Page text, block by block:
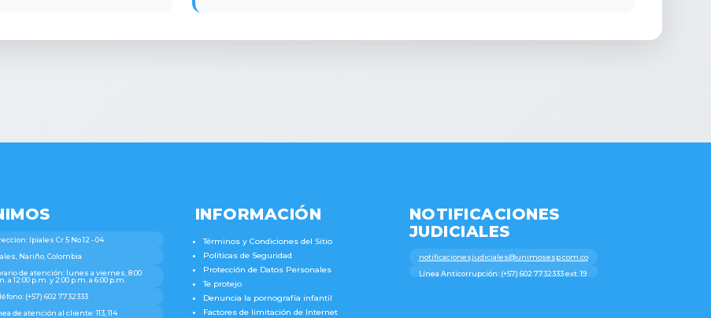
Ipiales Cr 5 No 12 - 04
Nariño, Colombia
de atención: lunes a viernes, 8:00
a 12:00 p.m. y 2:00 p.m. a 6:00 p.m.
(+57) 602 7732333
de atención al cliente: 113, 114
INFORMACIÓN
Términos y Condiciones del Sitio
Políticas de Seguridad
Protección de Datos Personales
Te protejo
Denuncia la pornografía infantil
Factores de limitación de Internet
NOTIFICACIONES
JUDICIALES
notificacionesjudiciales@unimosesp.com.co
Línea Anticorrupción: (+57) 602 7732333 ext. 19